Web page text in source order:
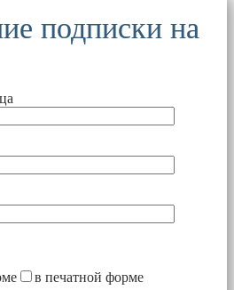
подписки на
в печатной форме